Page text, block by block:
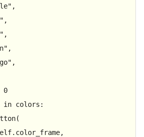
,
,
,
,
,
0
in colors: